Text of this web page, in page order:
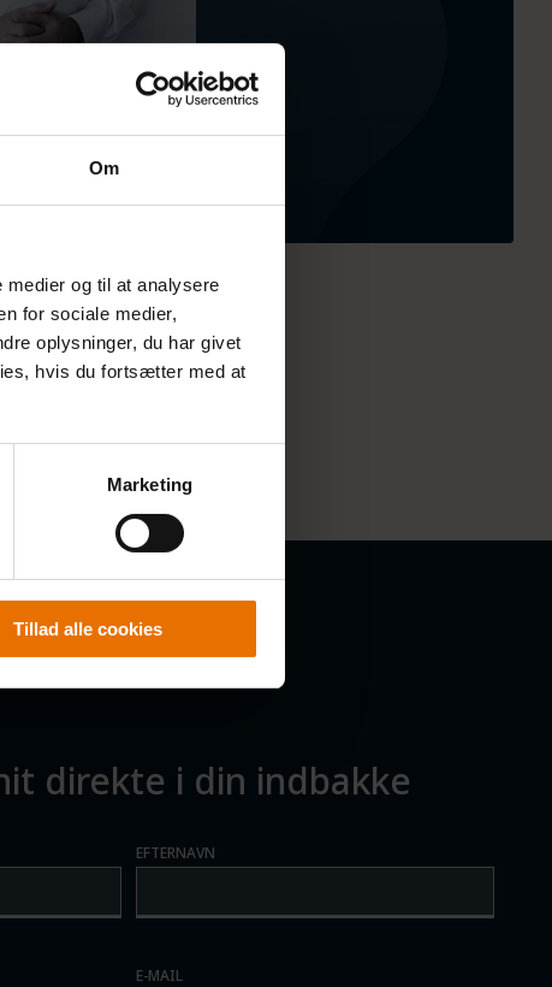
Om
og til at analysere
for sociale medier,
oplysninger, du har givet
hvis du fortsætter med at
Marketing
Tillad alle cookies
direkte i din indbakke
EFTERNAVN
E-MAIL